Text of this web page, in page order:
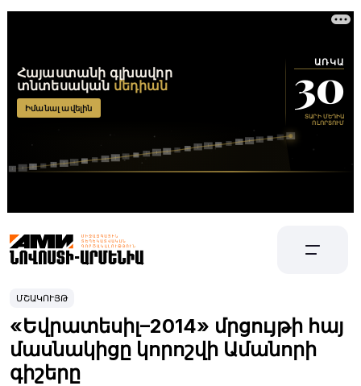
ՄՇԱԿՈՒՅԹ
«Եվրատեսիլ–2014» մրցույթի հայ
մասնակիցը կորոշվի Ամանորի
գիշերը